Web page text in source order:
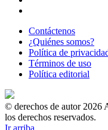
Contáctenos
¿Quiénes somos?
Política de
Términos de uso
Política editorial
© derechos de autor 2026
los derechos reservados.
Ir arriba